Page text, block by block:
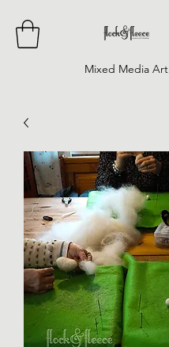
Mixed Media Art